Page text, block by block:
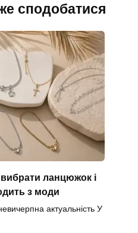
сподобатися
ланцюжок і
з моди
актуальність У